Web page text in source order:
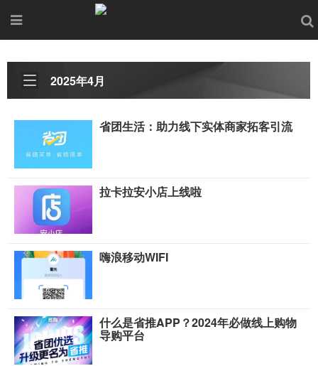
2025年4月
省团生活：助力线下实体商家拓客引流
拉卡拉安小店上线啦
嗨浪移动WIFI
什么是省推APP？2024年必做线上购物
导购平台